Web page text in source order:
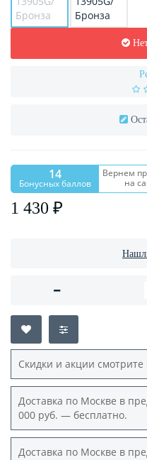
14
Бонусных баллов
Вернем
на
1 430 ₽
Скидки и акции смотрите
Доставка по Москве в
000 руб. — бесплатно.
Доставка по Москве в